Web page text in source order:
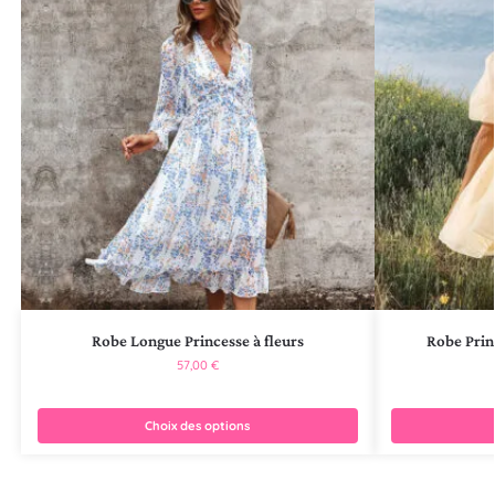
Robe Longue Princesse à fleurs
57,00 €
Choix des options
Robe